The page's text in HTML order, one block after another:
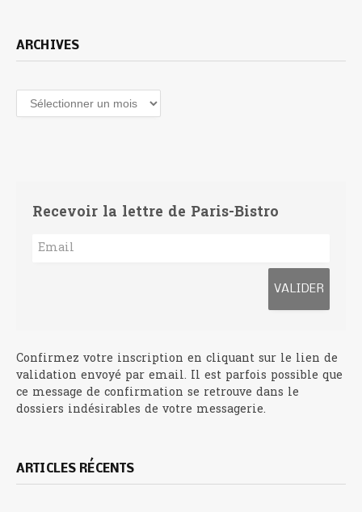
ARCHIVES
Archives
Recevoir la lettre de Paris-Bistro
Confirmez votre inscription en cliquant sur le lien de
validation envoyé par email. Il est parfois possible que
ce message de confirmation se retrouve dans le
dossiers indésirables de votre messagerie.
ARTICLES RÉCENTS